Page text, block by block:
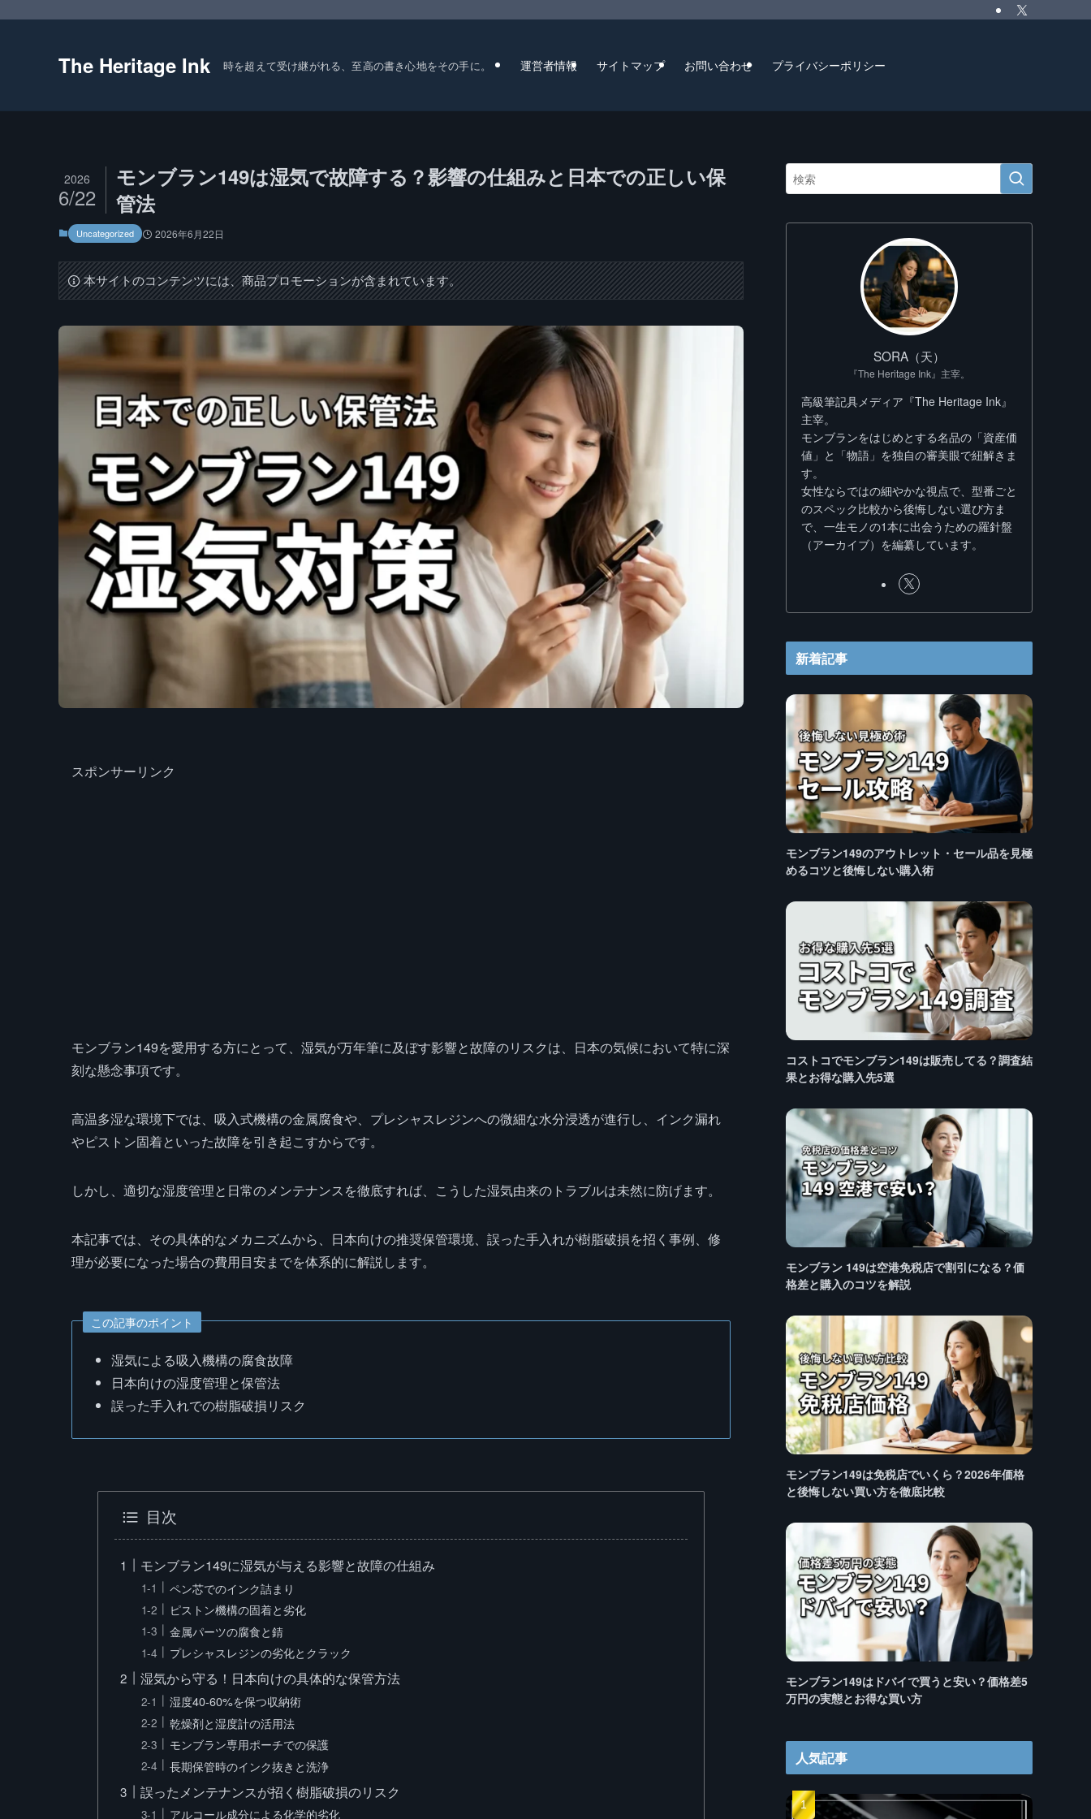
The Heritage Ink 時を超えて受け継がれる、至高の書き心地をその手に。 運営者情報 サイトマップ お問い合わせ プライバシーポリシー
モンブラン149は湿気で故障する？影響の仕組みと日本での正しい保
管法
2026
6/22
Uncategorized 2026年6月22日
本サイトのコンテンツには、商品プロモーションが含まれています。
スポンサーリンク
モンブラン149を愛用する方にとって、湿気が万年筆に及ぼす影響と故障のリスクは、日本の気候において特に深
刻な懸念事項です。
高温多湿な環境下では、吸入式機構の金属腐食や、プレシャスレジンへの微細な水分浸透が進行し、インク漏れ
やピストン固着といった故障を引き起こすからです。
しかし、適切な湿度管理と日常のメンテナンスを徹底すれば、こうした湿気由来のトラブルは未然に防げます。
本記事では、その具体的なメカニズムから、日本向けの推奨保管環境、誤った手入れが樹脂破損を招く事例、修
理が必要になった場合の費用目安までを体系的に解説します。
この記事のポイント
湿気による吸入機構の腐食故障
日本向けの湿度管理と保管法
誤った手入れでの樹脂破損リスク
目次
モンブラン149に湿気が与える影響と故障の仕組み
ペン芯でのインク詰まり
ピストン機構の固着と劣化
金属パーツの腐食と錆
プレシャスレジンの劣化とクラック
湿気から守る！日本向けの具体的な保管方法
湿度40-60%を保つ収納術
乾燥剤と湿度計の活用法
モンブラン専用ポーチでの保護
長期保管時のインク抜きと洗浄
誤ったメンテナンスが招く樹脂破損のリスク
アルコール成分による化学的劣化
SORA（天）
『The Heritage Ink』主宰。
高級筆記具メディア『The Heritage Ink』
主宰。
モンブランをはじめとする名品の「資産価
値」と「物語」を独自の審美眼で紐解きま
す。
女性ならではの細やかな視点で、型番ごと
のスペック比較から後悔しない選び方ま
で、一生モノの1本に出会うための羅針盤
（アーカイブ）を編纂しています。
新着記事
モンブラン149のアウトレット・セール品を見極
めるコツと後悔しない購入術
コストコでモンブラン149は販売してる？調査結
果とお得な購入先5選
モンブラン 149は空港免税店で割引になる？価
格差と購入のコツを解説
モンブラン149は免税店でいくら？2026年価格
と後悔しない買い方を徹底比較
モンブラン149はドバイで買うと安い？価格差5
万円の実態とお得な買い方
人気記事